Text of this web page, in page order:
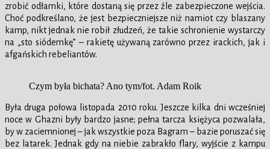
zrobić odłamki, które dostaną się przez źle zabezpieczone wejścia.
Choć podkreślano, że jest bezpieczniejsze niż namiot czy blaszany
kamp, nikt jednak nie robił złudzeń, że takie schronienie wystarczy
na „sto siódemkę” – rakietę używaną zarówno przez irackich, jak i
afgańskich rebeliantów.
Czym była bichata? Ano tym/fot. Adam Roik
Była druga połowa listopada 2010 roku. Jeszcze kilka dni wcześniej
noce w Ghazni były bardzo jasne; pełna tarcza księżyca pozwalała,
by w zaciemnionej – jak wszystkie poza Bagram – bazie poruszać się
bez latarek. Jednak gdy na niebie zabrakło flary, wyjście z kampu